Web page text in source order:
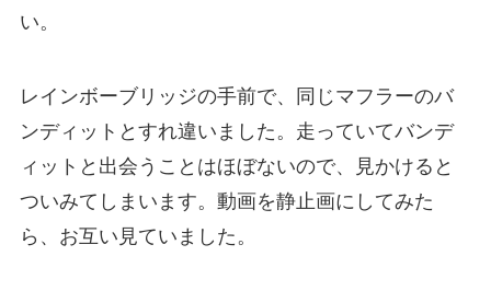
い。
レインボーブリッジの手前で、同じマフラーのバ
ンディットとすれ違いました。走っていてバンデ
ィットと出会うことはほぼないので、見かけると
ついみてしまいます。動画を静止画にしてみた
ら、お互い見ていました。